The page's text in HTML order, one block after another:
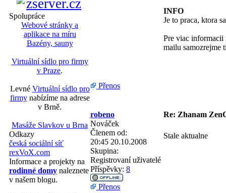
Spolupráce
Webové stránky a
aplikace na míru
Bazény, sauny
Virtuální sídlo pro firmy
v Praze.
Levné Virtuální sídlo pro
firmynabízíme na adrese
v Brně.
Masáže Slavkov u Brna
Odkazy
česká sociální síť
rexVoX.com
Informace a projekty na
rodinné domy naleznete
v našem blogu.
INFO
Je to praca, ktora
Pre viac informacii
mailu samozrejme
Přenos
robeno
Re: Zhanam
Nováček
Členem od:
20:45 20.10.2008
Skupina:
Registrovaní uživatelé
Příspěvky: 8
Stale aktualne
Přenos